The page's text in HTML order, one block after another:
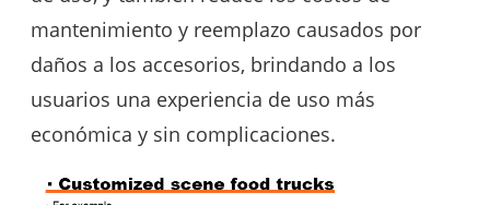
mantenimiento y reemplazo causados ​​por
daños a los accesorios, brindando a los
usuarios una experiencia de uso más
económica y sin complicaciones.